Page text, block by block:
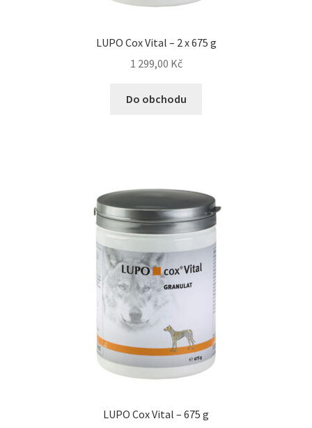
Přepravky pro psy
Purizon pro psy — Vysoký obsah masa, bez obilovin
Royal Canin pro psy
Veterinární dieta pro psy
Vodítka a obojky
LUPO Cox Vital – 2 x 675 g
1 299,00 Kč
Do obchodu
LUPO Cox Vital – 675 g